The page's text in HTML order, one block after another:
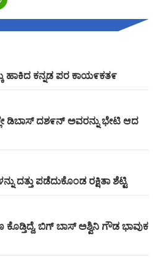
ಹಾಕಿದ ಕನ್ನಡ ಪರ ಕಾಯ೯ಕತ೯
ಡಿಬಾಸ್ ದಶ೯ನ್ ಅವರನ್ನು ಭೇಟಿ ಆದ
ದತ್ತು ಪಡೆದುಕೊಂಡ ರಕ್ಷಿತಾ ಶೆಟ್ಟಿ
ಕೊಡ್ತಿದ್ದೆ, ಬಿಗ್ ಬಾಸ್ ಅಶ್ವಿನಿ ಗೌಡ ಭಾವುಕ